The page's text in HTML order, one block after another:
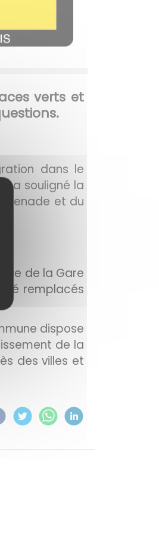
verts et
dans le
a souligné la
et du
de la Gare
remplacés
dispose
de la
des villes et